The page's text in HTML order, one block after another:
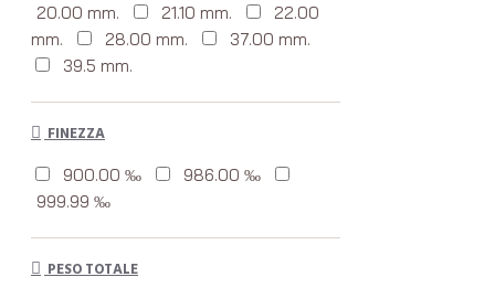
20.00 mm.
21.10 mm.
22.00
mm.
28.00 mm.
37.00 mm.
39.5 mm.
FINEZZA
900.00 ‰
986.00 ‰
999.99 ‰
PESO TOTALE